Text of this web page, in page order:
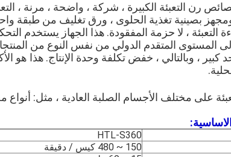
رن التعبئة الكبيرة ، شركة ، واضحة ، مرنة ،
بصينية تغذية الحلوى ، ورق تغليف من طبقة
هذا الجهاز يستخدم
المستوى المتقدم الدولي من نفس النوع من
كبير ، وبالتالي ، خفض تكلفة وحدة الإنتاج. هذا هو
على مختلف الأجسام الصلبة العادية ، مثل:
HTL-S360
150 ~ 480 كيس / دقيقة